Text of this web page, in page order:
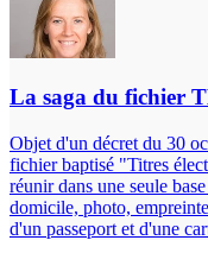
La saga du fichier
Objet d'un décret du 30
fichier baptisé "Titres
réunir dans une seule
domicile, photo,
d'un passeport et d'une